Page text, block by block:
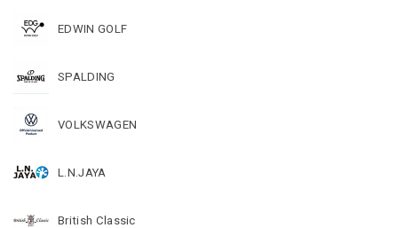
EDWIN GOLF
SPALDING
VOLKSWAGEN
L.N.JAYA
British Classic